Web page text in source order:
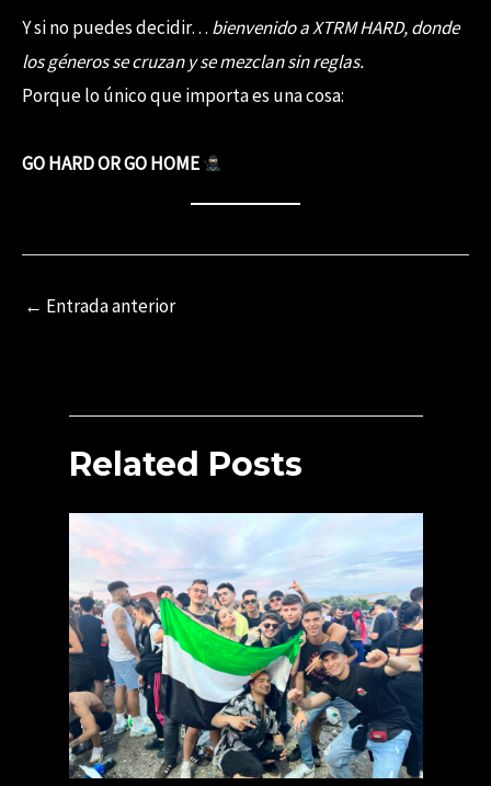
Y si no puedes decidir… bienvenido a XTRM HARD, donde
los géneros se cruzan y se mezclan sin reglas.
Porque lo único que importa es una cosa:
GO HARD OR GO HOME
Navegación
← Entrada anterior
Related Posts